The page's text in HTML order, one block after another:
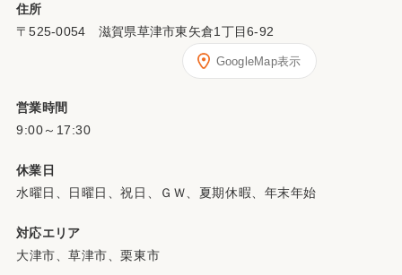
住所
〒525-0054 滋賀県草津市東矢倉1丁目6-92
GoogleMap表示
営業時間
9:00～17:30
休業日
水曜日、日曜日、祝日、ＧＷ、夏期休暇、年末年始
対応エリア
大津市、草津市、栗東市